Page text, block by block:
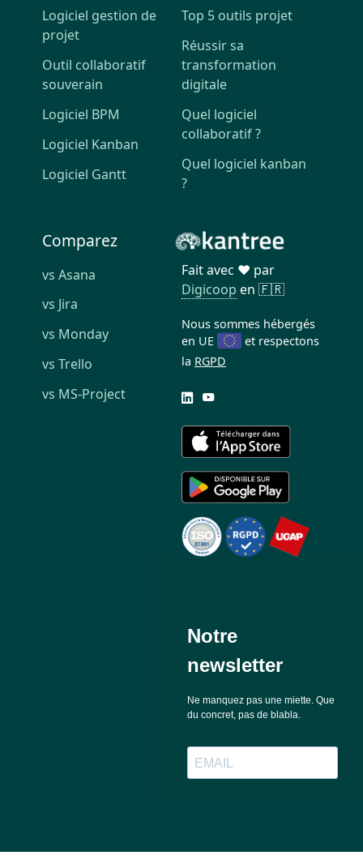
Logiciel gestion de
projet
Outil collaboratif
souverain
Logiciel BPM
Logiciel Kanban
Logiciel Gantt
Top 5 outils projet
Réussir sa
transformation
digitale
Quel logiciel
collaboratif ?
Quel logiciel kanban
?
Comparez
vs Asana
vs Jira
vs Monday
vs Trello
vs MS-Project
Fait avec ❤️ par
Digicoop en 🇫🇷
Nous sommes hébergés
en UE
et respectons
la RGPD